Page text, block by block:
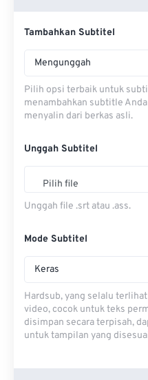
Tambahkan Subtitel
Mengunggah
Pilih opsi terbaik untuk
menambahkan subtitle
menyalin dari berkas asli.
Unggah Subtitel
Pilih file
Unggah file .srt atau .ass.
Mode Subtitel
Keras
Hardsub, yang selalu
video, cocok untuk teks
disimpan secara terpisah,
untuk tampilan yang